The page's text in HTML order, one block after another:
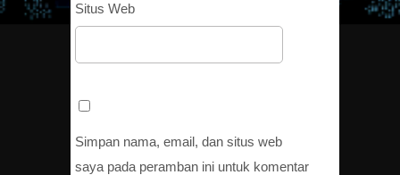
Situs Web
Simpan nama, email, dan situs web
saya pada peramban ini untuk komentar